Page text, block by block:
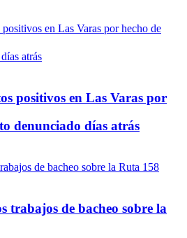
positivos en Las Varas por
denunciado días atrás
trabajos de bacheo sobre la